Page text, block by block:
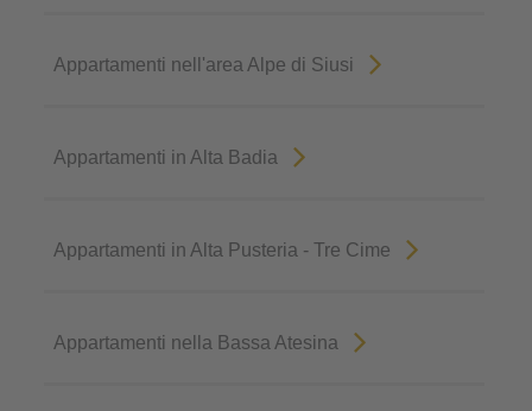
Appartamenti nell'area Alpe di Siusi
Appartamenti in Alta Badia
Appartamenti in Alta Pusteria - Tre Cime
Appartamenti nella Bassa Atesina